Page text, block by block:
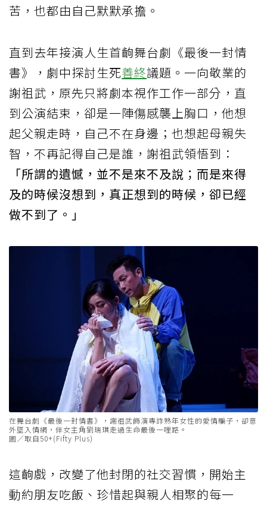
苦，也都由自己默默承擔。
直到去年接演人生首齣舞台劇《最後一封情
書》，劇中探討生死善終議題。一向敬業的
謝祖武，原先只將劇本視作工作一部分，直
到公演結束，卻是一陣傷感襲上胸口，他想
起父親走時，自己不在身邊；也想起母親失
智，不再記得自己是誰，謝祖武領悟到：
「所謂的遺憾，並不是來不及說；而是來得
及的時候沒想到，真正想到的時候，卻已經
做不到了。」
在舞台劇《最後一封情書》，謝祖武飾演專詐熟年女性的愛情騙子，卻意
外墜入情網，伴女主角劉瑞琪走過生命最後一哩路。
圖／取自50+(Fifty Plus)
這齣戲，改變了他封閉的社交習慣，開始主
動約朋友吃飯、珍惜起與親人相聚的每一